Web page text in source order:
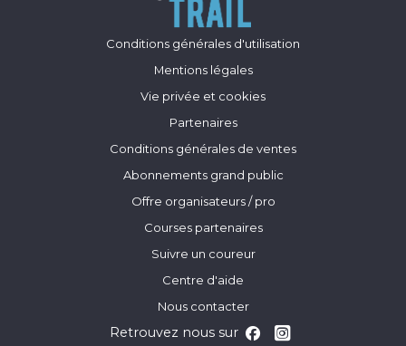
Conditions générales d'utilisation
Mentions légales
Vie privée et cookies
Partenaires
Conditions générales de ventes
Abonnements grand public
Offre organisateurs / pro
Courses partenaires
Suivre un coureur
Centre d'aide
Nous contacter
Retrouvez nous sur